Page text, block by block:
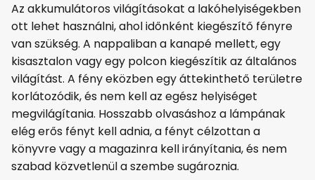
Az akkumulátoros világításokat a lakóhelyiségekben
ott lehet használni, ahol időnként kiegészítő fényre
van szükség. A nappaliban a kanapé mellett, egy
kisasztalon vagy egy polcon kiegészítik az általános
világítást. A fény eközben egy áttekinthető területre
korlátozódik, és nem kell az egész helyiséget
megvilágítania. Hosszabb olvasáshoz a lámpának
elég erős fényt kell adnia, a fényt célzottan a
könyvre vagy a magazinra kell irányítania, és nem
szabad közvetlenül a szembe sugároznia.